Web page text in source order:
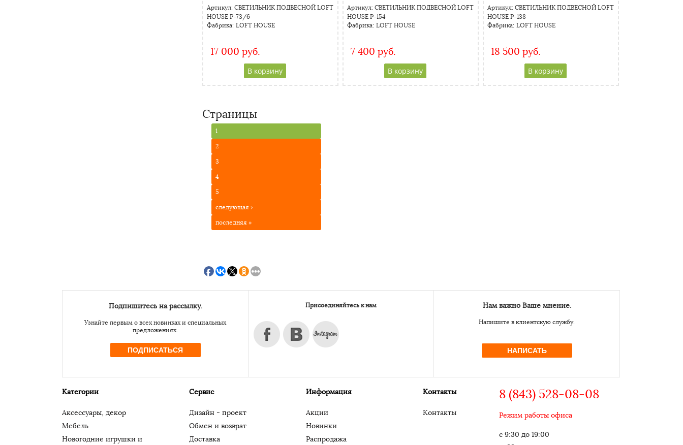
Артикул: СВЕТИЛЬНИК ПОДВЕСНОЙ LOFT
HOUSE Р-73/6
Фабрика: LOFT HOUSE
17 000 руб.
Адресс
Артикул: СВЕТИЛЬНИК ПОДВЕСНОЙ LOFT
HOUSE P-154
Фабрика: LOFT HOUSE
7 400 руб.
Адресс
Артикул: СВЕТИЛЬНИК ПОДВЕСНОЙ LOFT
HOUSE Р-138
Фабрика: LOFT HOUSE
18 500 руб.
Адресс
Страницы
1
2
3
4
5
следующая ›
последняя »
Подпишитесь на рассылку.
Узнайте первым о всех новинках и специальных
предложениях.
ПОДПИСАТЬСЯ
Присоединяйтесь к нам Нам важно Ваше мнение.
Напишите в клиентскую службу.
НАПИСАТЬ
Категории
Аксессуары, декор
Мебель
Новогодние игрушки и
Сервис
Дизайн - проект
Обмен и возврат
Доставка
Информация
Акции
Новинки
Распродажа
Контакты
Контакты
8 (843) 528-08-08
Режим работы офиса
с 9:30 до 19:00